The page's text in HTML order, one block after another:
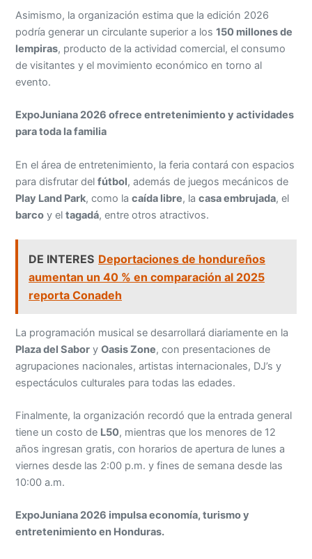
Asimismo, la organización estima que la edición 2026
podría generar un circulante superior a los150 millones de
lempiras, producto de la actividad comercial, el consumo
de visitantes y el movimiento económico en torno al
evento.
ExpoJuniana 2026 ofrece entretenimiento y actividades
para toda la familia
En el área de entretenimiento, la feria contará con espacios
para disfrutar delfútbol, además de juegos mecánicos de
Play Land Park, como lacaída libre, lacasa embrujada, el
barco y eltagadá, entre otros atractivos.
DE INTERES Deportaciones de hondureños
aumentan un 40 % en comparación al 2025
reporta Conadeh
La programación musical se desarrollará diariamente en la
Plaza del Sabor yOasis Zone, con presentaciones de
agrupaciones nacionales, artistas internacionales, DJ’s y
espectáculos culturales para todas las edades.
Finalmente, la organización recordó que la entrada general
tiene un costo de L50, mientras que los menores de 12
años ingresan gratis, con horarios de apertura de lunes a
viernes desde las 2:00 p.m. y fines de semana desde las
10:00 a.m.
ExpoJuniana 2026 impulsa economía, turismo y
entretenimiento en Honduras.